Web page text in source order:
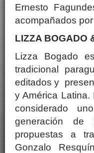
Ernesto
acompañados
LIZZA BOGADO
Lizza Bogado
tradicional
editados y
y América Latina.
considerado
generación de
propuestas a
Gonzalo